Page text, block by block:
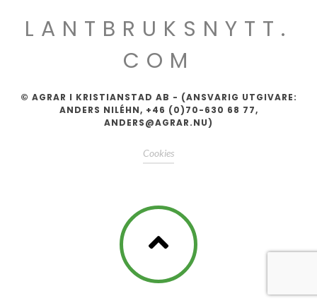
LANTBRUKSNYTT.
COM
© AGRAR I KRISTIANSTAD AB - (ANSVARIG UTGIVARE:
ANDERS NILÉHN, +46 (0)70-630 68 77,
ANDERS@AGRAR.NU)
Cookies